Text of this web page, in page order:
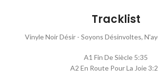
Tracklist
Vinyle Noir Désir - Soyons Désinvoltes,
A1 Fin De Siècle 5:35
A2 En Route Pour La Joie